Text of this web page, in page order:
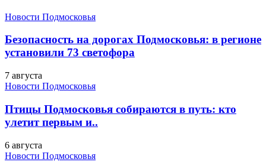
Новости Подмосковья
Безопасность на дорогах Подмосковья: в регионе
установили 73 светофора
7 августа
Новости Подмосковья
Птицы Подмосковья собираются в путь: кто
улетит первым и..
6 августа
Новости Подмосковья